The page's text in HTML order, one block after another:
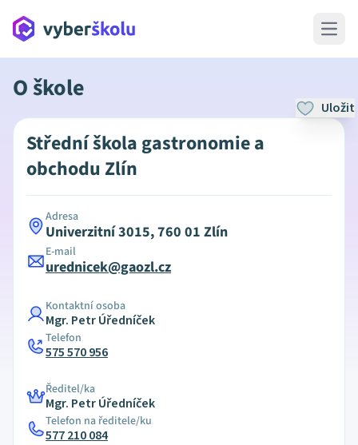
Open
O škole
Uložit
Střední škola gastronomie a
obchodu Zlín
Adresa
Univerzitní 3015, 760 01 Zlín
E-mail
urednicek@gaozl.cz
Kontaktní osoba
Mgr. Petr Úředníček
Telefon
575 570 956
Ředitel/ka
Mgr. Petr Úředníček
Telefon na ředitele/ku
577 210 084